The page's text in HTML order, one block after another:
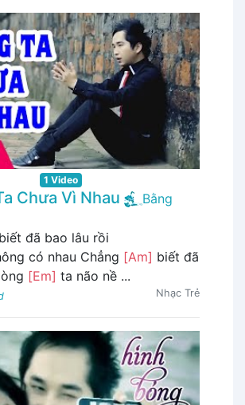
1 Video
Chưa Vì Nhau
Bằng
biết đã bao lâu rồi
có nhau Chẳng [Am] biết đã
[Em] ta não nề ...
Nhạc Trẻ